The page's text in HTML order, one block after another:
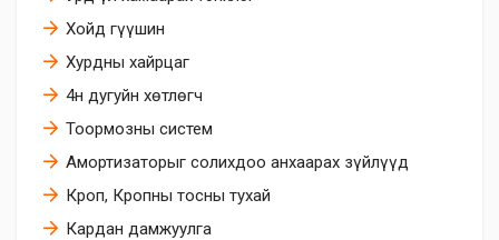
Хойд гүүшин
Хурдны хайрцаг
4н дугуйн хөтлөгч
Тоормозны систем
Амортизаторыг солихдоо анхаарах зүйлүүд
Кроп, Кропны тосны тухай
Кардан дамжуулга